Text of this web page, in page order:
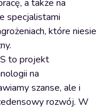
a także na
specjalistami
które niesie
to projekt
na
szanse, ale i
rozwój. W